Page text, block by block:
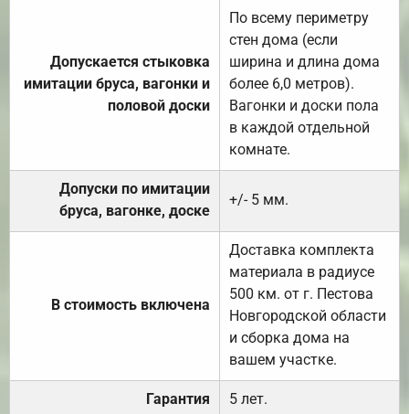
Допускается стыковка
имитации бруса, вагонки и
половой доски
По всему периметру
стен дома (если
ширина и длина дома
более 6,0 метров).
Вагонки и доски пола
в каждой отдельной
комнате.
Допуски по имитации
бруса, вагонке, доске
+/- 5 мм.
В стоимость включена
Доставка комплекта
материала в радиусе
500 км. от г. Пестова
Новгородской области
и сборка дома на
вашем участке.
Гарантия 5 лет.